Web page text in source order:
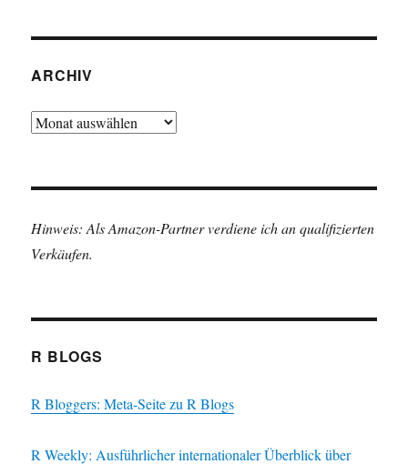
ARCHIV
Archiv
Hinweis: Als Amazon-Partner verdiene ich an qualifizierten
Verkäufen.
R BLOGS
R Bloggers: Meta-Seite zu R Blogs
R Weekly: Ausführlicher internationaler Überblick über